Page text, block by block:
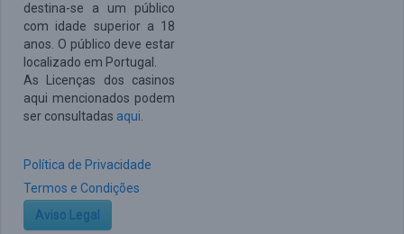
destina-se a um público
com idade superior a 18
anos. O público deve estar
localizado em Portugal.
As Licenças dos casinos
aqui mencionados podem
ser consultadas aqui
Política de Privacidade
Termos e Condições
Aviso Legal